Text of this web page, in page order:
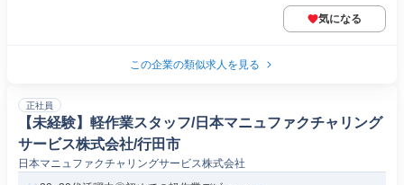
気になる
この企業の類似求人を見る
正社員
【未経験】軽作業スタッフ/日本マニュファクチャリング
サービス株式会社/行田市
日本マニュファクチャリングサービス株式会社